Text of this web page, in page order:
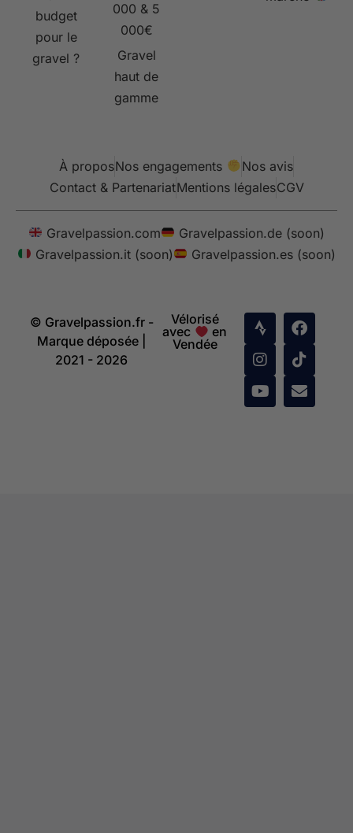
budget
pour le
gravel ?
000 & 5
000€
Gravel
haut de
gamme
À proposNos engagements
Nos avis
Contact & PartenariatMentions légalesCGV
Gravelpassion.com
Gravelpassion.de (soon)
Gravelpassion.it (soon)
Gravelpassion.es (soon)
© Gravelpassion.fr -
Marque déposée |
2021 - 2026
Vélorisé
avec
en
Vendée